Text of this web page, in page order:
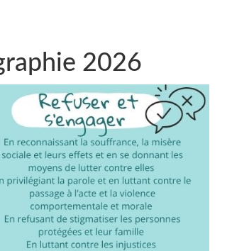
2026